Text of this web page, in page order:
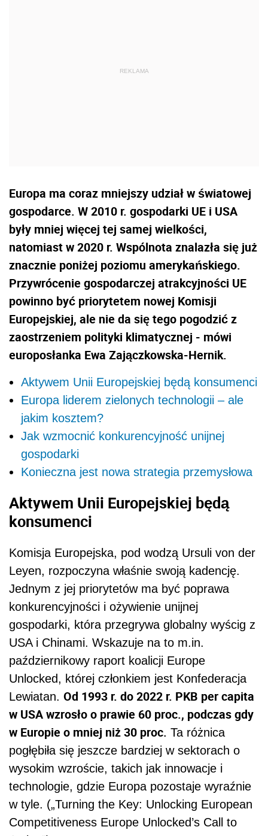
Europa ma coraz mniejszy udział w światowej
gospodarce. W 2010 r. gospodarki UE i USA
były mniej więcej tej samej wielkości,
natomiast w 2020 r. Wspólnota znalazła się już
znacznie poniżej poziomu amerykańskiego.
Przywrócenie gospodarczej atrakcyjności UE
powinno być priorytetem nowej Komisji
Europejskiej, ale nie da się tego pogodzić z
zaostrzeniem polityki klimatycznej - mówi
europosłanka Ewa Zajączkowska-Hernik.
Aktywem Unii Europejskiej będą konsumenci
Europa liderem zielonych technologii – ale
jakim kosztem?
Jak wzmocnić konkurencyjność unijnej
gospodarki
Konieczna jest nowa strategia przemysłowa
Aktywem Unii Europejskiej będą
konsumenci
Komisja Europejska, pod wodzą Ursuli von der
Leyen, rozpoczyna właśnie swoją kadencję.
Jednym z jej priorytetów ma być poprawa
konkurencyjności i ożywienie unijnej
gospodarki, która przegrywa globalny wyścig z
USA i Chinami. Wskazuje na to m.in.
październikowy raport koalicji Europe
Unlocked, której członkiem jest Konfederacja
Lewiatan. Od 1993 r. do 2022 r. PKB per capita
w USA wzrosło o prawie 60 proc., podczas gdy
w Europie o mniej niż 30 proc. Ta różnica
pogłębiła się jeszcze bardziej w sektorach o
wysokim wzroście, takich jak innowacje i
technologie, gdzie Europa pozostaje wyraźnie
w tyle. („Turning the Key: Unlocking European
Competitiveness Europe Unlocked’s Call to